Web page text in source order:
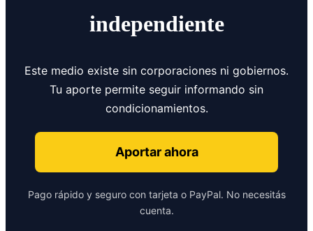
independiente
Este medio existe sin corporaciones ni gobiernos.
Tu aporte permite seguir informando sin
condicionamientos.
Aportar ahora
Pago rápido y seguro con tarjeta o PayPal. No necesitás
cuenta.